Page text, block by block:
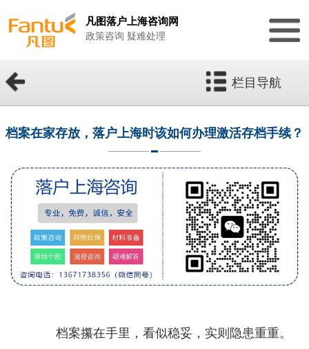
凡图落户上海咨询网
政策咨询 疑难处理
栏目导航
档案在家存放，落户上海时该如何办理激活存档手续？
档案攥在手里，看似稳妥，实则隐患重重。